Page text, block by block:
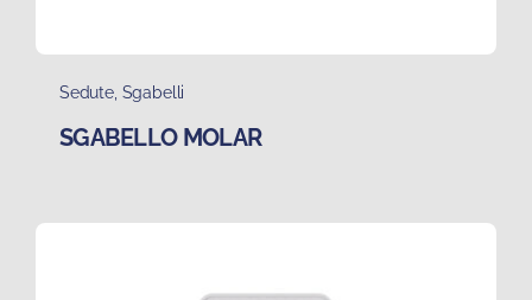
Sedute, Sgabelli
SGABELLO MOLAR